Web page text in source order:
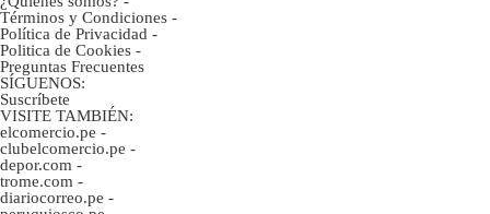
Términos y Condiciones -
Política de Privacidad -
Politica de Cookies -
Preguntas Frecuentes
SÍGUENOS:
Suscríbete
VISITE TAMBIÉN:
elcomercio.pe -
clubelcomercio.pe -
depor.com -
trome.com -
diariocorreo.pe -